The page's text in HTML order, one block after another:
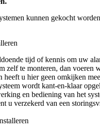
kunnen gekocht
tijd of kennis om uw
zelf te monteren, dan voeren
heeft u hier geen omkijken
wordt kant-en-klaar
en bediening van het
u verzekerd van een